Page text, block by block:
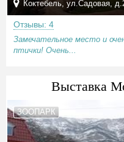
Коктебель, ул.Садовая,
Отзывы: 4
Замечательное место и
птички! Очень...
Выставка
ЗООПАРК